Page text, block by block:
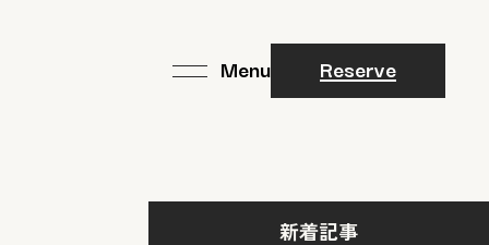
Reserve
新着記事